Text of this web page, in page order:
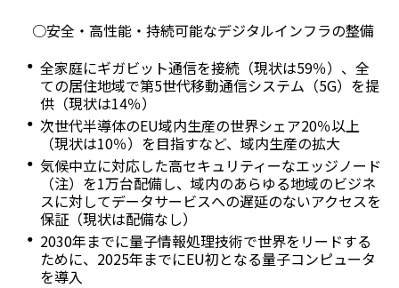
○安全・高性能・持続可能なデジタルインフラの整備
全家庭にギガビット通信を接続（現状は59％）、全
ての居住地域で第5世代移動通信システム（5G）を提
供（現状は14％）
次世代半導体のEU域内生産の世界シェア20％以上
（現状は10％）を目指すなど、域内生産の拡大
気候中立に対応した高セキュリティーなエッジノード
（注）を1万台配備し、域内のあらゆる地域のビジネ
スに対してデータサービスへの遅延のないアクセスを
保証（現状は配備なし）
2030年までに量子情報処理技術で世界をリードする
ために、2025年までにEU初となる量子コンピュータ
を導入